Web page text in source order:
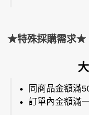
★特殊採購需求★
同商品金額滿
訂單內金額滿